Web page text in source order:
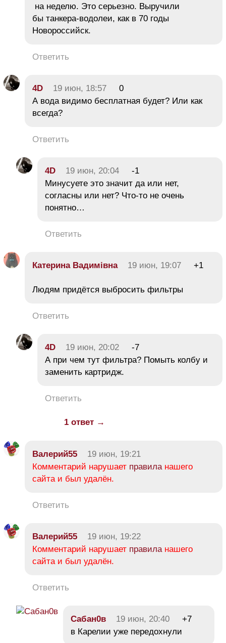
на неделю. Это серьезно. Выручили
бы танкера-водолеи, как в 70 годы
Новороссийск.
Ответить
4D 19 июн, 18:57
0
А вода видимо бесплатная будет? Или как
всегда?
Ответить
4D 19 июн, 20:04
-1
Минусуете это значит да или нет,
согласны или нет? Что-то не очень
понятно…
Ответить
Катерина Вадимівна 19 июн, 19:07 +1
Людям придётся выбросить фильтры
Ответить
4D 19 июн, 20:02
-7
А при чем тут фильтра? Помыть колбу и
заменить картридж.
Ответить
1 ответ →
Валерий55
19 июн, 19:21
Комментарий нарушает правиланашего
сайта и был удалён.
Ответить
Валерий55
19 июн, 19:22
Комментарий нарушает правиланашего
сайта и был удалён.
Ответить
Сабан0в 19 июн, 20:40
+7
в Карелии уже передохнули